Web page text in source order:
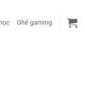
Ghế gaming